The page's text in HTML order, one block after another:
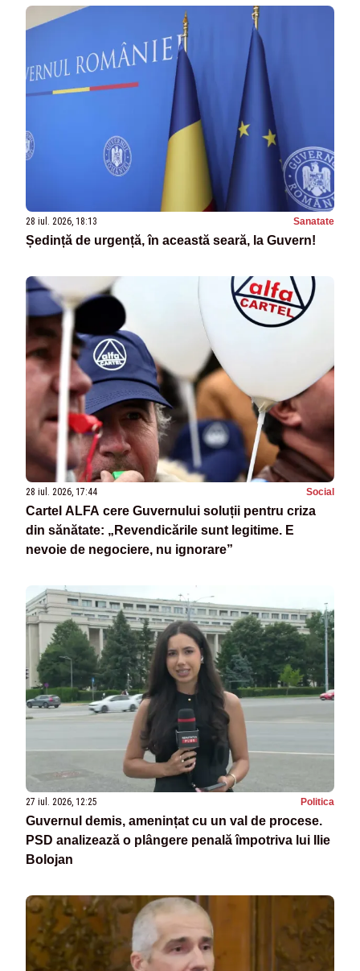
28 iul. 2026, 18:13 Sanatate
Ședință de urgență, în această seară, la Guvern!
28 iul. 2026, 17:44 Social
Cartel ALFA cere Guvernului soluții pentru criza
din sănătate: „Revendicările sunt legitime. E
nevoie de negociere, nu ignorare”
27 iul. 2026, 12:25 Politica
Guvernul demis, amenințat cu un val de procese.
PSD analizează o plângere penală împotriva lui Ilie
Bolojan